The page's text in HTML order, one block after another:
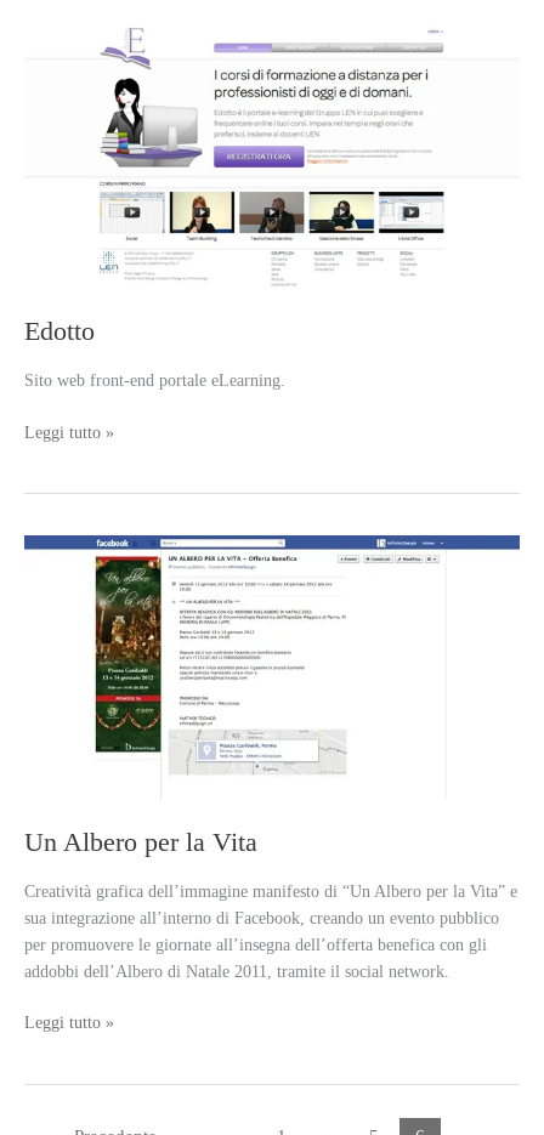
Edotto
Sito web front-end portale eLearning.
Edotto
Leggi tutto »
Un Albero per la Vita
Creatività grafica dell’immagine manifesto di “Un Albero per la Vita” e
sua integrazione all’interno di Facebook, creando un evento pubblico
per promuovere le giornate all’insegna dell’offerta benefica con gli
addobbi dell’Albero di Natale 2011, tramite il social network.
Un
Leggi tutto »